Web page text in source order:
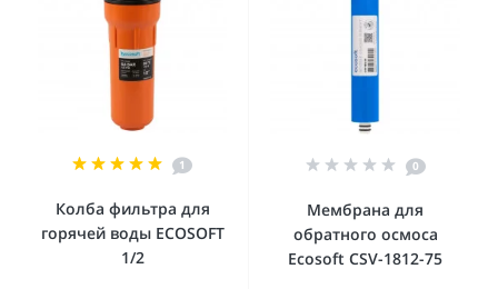
1
Колба фильтра для
горячей воды ECOSOFT
1/2
0
Мембрана для
обратного осмоса
Ecosoft CSV-1812-75